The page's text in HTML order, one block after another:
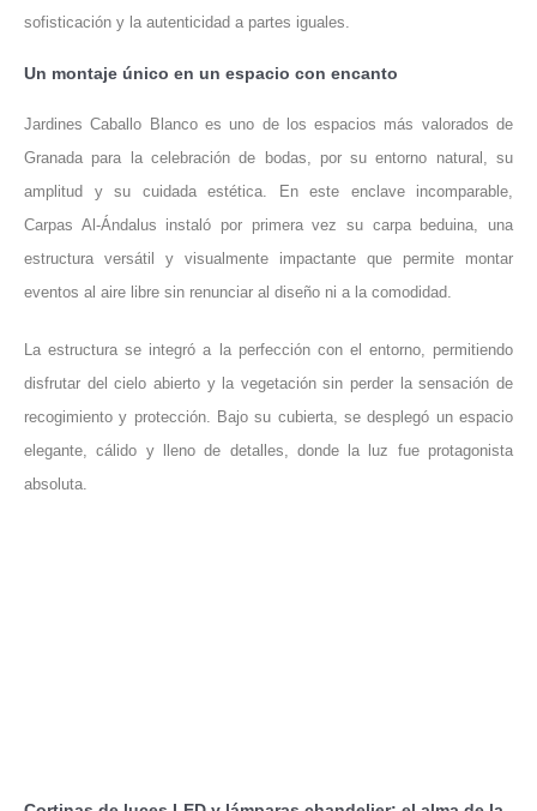
sofisticación y la autenticidad a partes iguales.
Un montaje único en un espacio con encanto
Jardines Caballo Blanco es uno de los espacios más valorados de
Granada para la celebración de bodas, por su entorno natural, su
amplitud y su cuidada estética. En este enclave incomparable,
Carpas Al-Ándalus instaló por primera vez su carpa beduina, una
estructura versátil y visualmente impactante que permite montar
eventos al aire libre sin renunciar al diseño ni a la comodidad.
La estructura se integró a la perfección con el entorno, permitiendo
disfrutar del cielo abierto y la vegetación sin perder la sensación de
recogimiento y protección. Bajo su cubierta, se desplegó un espacio
elegante, cálido y lleno de detalles, donde la luz fue protagonista
absoluta.